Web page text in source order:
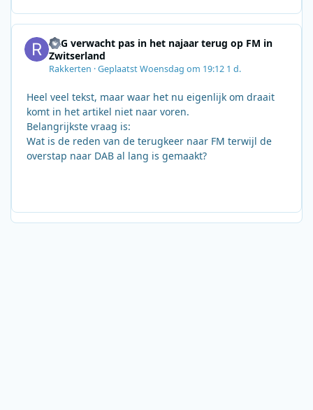
SRG verwacht pas in het najaar terug op FM in
Zwitserland
Rakkerten ·GeplaatstWoensdag om 19:12 1 d.
Heel veel tekst, maar waar het nu eigenlijk om draait
komt in het artikel niet naar voren.
Belangrijkste vraag is:
Wat is de reden van de terugkeer naar FM terwijl de
overstap naar DAB al lang is gemaakt?